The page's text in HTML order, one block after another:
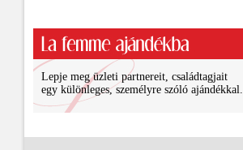
Lepje meg üzleti partnereit, családtagjait
egy különleges, személyre szóló ajándékkal.